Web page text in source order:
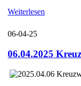
Weiterlesen
06-04-25
06.04.2025